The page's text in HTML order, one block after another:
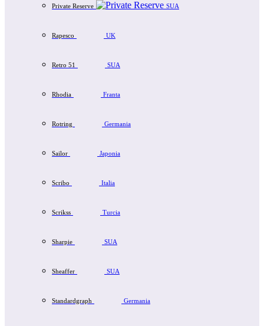
Private Reserve
SUA
Rapesco UK
Retro 51 SUA
Rhodia Franta
Rotring Germania
Sailor Japonia
Scribo Italia
Scrikss Turcia
Sharpie SUA
Sheaffer SUA
Standardgraph Germania